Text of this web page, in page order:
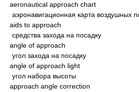
aeronautical approach chart
аэронавигационная карта воздушных
aids to approach
средства захода на посадку
angle of approach
угол захода на посадку
angle of approach light
угол набора высоты
approach angle correction